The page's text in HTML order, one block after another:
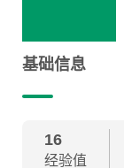
基础信息
16
经验值